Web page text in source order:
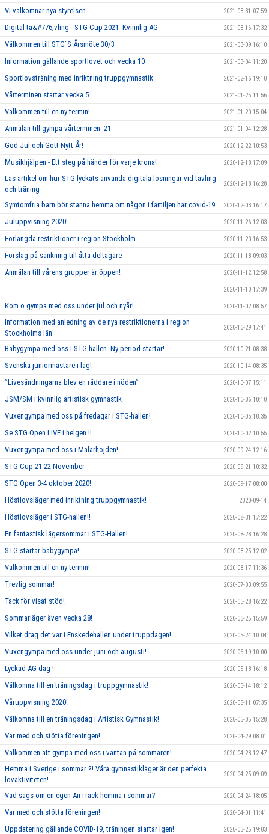
Vi välkomnar nya styrelsen 2021-03-31 07:59
Digital ta&#776;vling - STG-Cup 2021- Kvinnlig AG 2021-03-16 17:32
Välkommen till STG´S Årsmöte 30/3 2021-03-09 16:10
Information gällande sportlovet och vecka 10 2021-03-04 11:20
Sportlovsträning med inriktning truppgymnastik 2021-02-16 19:10
Vårterminen startar vecka 5 2021-01-25 11:56
Välkommen till en ny termin! 2021-01-20 15:04
Anmälan till gympa vårterminen -21 2021-01-04 12:28
God Jul och Gott Nytt År! 2020-12-22 10:53
Musikhjälpen - Ett steg på händer för varje krona! 2020-12-18 17:09
Läs artikel om hur STG lyckats använda digitala lösningar vid tävling
och träning
2020-12-18 16:28
Symtomfria barn bör stanna hemma om någon i familjen har covid-19 2020-12-03 16:17
Juluppvisning 2020! 2020-11-26 12:03
Förlängda restriktioner i region Stockholm 2020-11-20 16:53
Förslag på sänkning till åtta deltagare 2020-11-18 09:03
Anmälan till vårens grupper är öppen! 2020-11-12 12:58
2020-11-10 17:39
Kom o gympa med oss under jul och nyår! 2020-11-02 08:57
Information med anledning av de nya restriktionerna i region
Stockholms län
2020-10-29 17:41
Babygympa med oss i STG-hallen. Ny period startar! 2020-10-21 08:38
Svenska juniormästare i lag! 2020-10-14 08:35
”Livesändningarna blev en räddare i nöden” 2020-10-07 15:11
JSM/SM i kvinnlig artistisk gymnastik 2020-10-06 10:10
Vuxengympa med oss på fredagar i STG-hallen! 2020-10-05 10:35
Se STG Open LIVE i helgen !! 2020-10-02 10:55
Vuxengympa med oss i Mälarhöjden! 2020-09-24 12:16
STG-Cup 21-22 November 2020-09-21 10:32
STG Open 3-4 oktober 2020! 2020-09-17 08:00
Höstlovsläger med inriktning truppgymnastik! 2020-09-14
Höstlovsläger i STG-hallen!! 2020-08-31 17:22
En fantastisk lägersommar i STG-Hallen! 2020-08-28 16:28
STG startar babygympa! 2020-08-25 12:02
Välkommen till en ny termin! 2020-08-17 11:36
Trevlig sommar! 2020-07-03 09:55
Tack för visat stöd! 2020-05-28 16:22
Sommarläger även vecka 28! 2020-05-25 15:59
Vilket drag det var i Enskedehallen under truppdagen! 2020-05-24 10:04
Vuxengympa med oss under juni och augusti! 2020-05-19 10:00
Lyckad AG-dag ! 2020-05-18 16:18
Välkomna till en träningsdag i truppgymnastik! 2020-05-14 18:12
Våruppvisning 2020! 2020-05-11 07:35
Välkomna till en träningsdag i Artistisk Gymnastik! 2020-05-05 15:28
Var med och stötta föreningen! 2020-04-29 08:01
Välkommen att gympa med oss i väntan på sommaren! 2020-04-28 12:47
Hemma i Sverige i sommar ?! Våra gymnastikläger är den perfekta
lovaktiviteten!
2020-04-25 09:09
Vad sägs om en egen AirTrack hemma i sommar? 2020-04-24 18:05
Var med och stötta föreningen! 2020-04-01 11:41
Uppdatering gällande COVID-19, träningen startar igen! 2020-03-25 19:03